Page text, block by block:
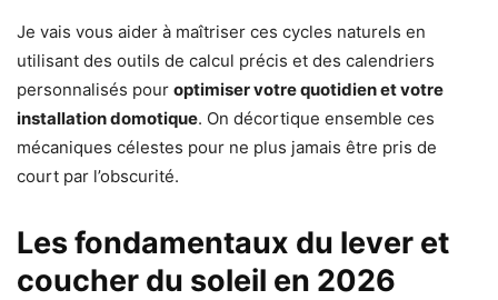
Je vais vous aider à maîtriser ces cycles naturels en
utilisant des outils de calcul précis et des calendriers
personnalisés pour optimiser votre quotidien et votre
installation domotique. On décortique ensemble ces
mécaniques célestes pour ne plus jamais être pris de
court par l’obscurité.
Les fondamentaux du lever et
coucher du soleil en 2026